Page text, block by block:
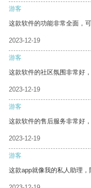
游客
这款软件的功能非常全面，
2023-12-19
游客
这款软件的社区氛围非常好
2023-12-19
游客
这款软件的售后服务非常好
2023-12-19
游客
这款app就像我的私人助理，